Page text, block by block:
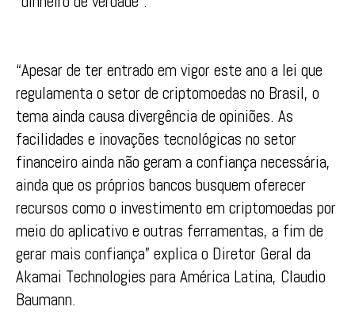
“Apesar de ter entrado em vigor este ano a lei que
regulamenta o setor de criptomoedas no Brasil, o
tema ainda causa divergência de opiniões. As
facilidades e inovações tecnológicas no setor
financeiro ainda não geram a confiança necessária,
ainda que os próprios bancos busquem oferecer
recursos como o investimento em criptomoedas por
meio do aplicativo e outras ferramentas, a fim de
gerar mais confiança” explica o Diretor Geral da
Akamai Technologies para América Latina, Claudio
Baumann.